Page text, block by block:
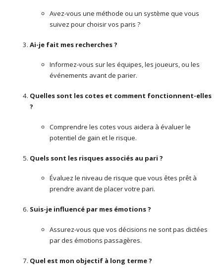
Avez-vous une méthode ou un système que vous
suivez pour choisir vos paris ?
Ai-je fait mes recherches ?
Informez-vous sur les équipes, les joueurs, ou les
événements avant de parier.
Quelles sont les cotes et comment fonctionnent-elles
?
Comprendre les cotes vous aidera à évaluer le
potentiel de gain et le risque.
Quels sont les risques associés au pari ?
Évaluez le niveau de risque que vous êtes prêt à
prendre avant de placer votre pari.
Suis-je influencé par mes émotions ?
Assurez-vous que vos décisions ne sont pas dictées
par des émotions passagères.
Quel est mon objectif à long terme ?